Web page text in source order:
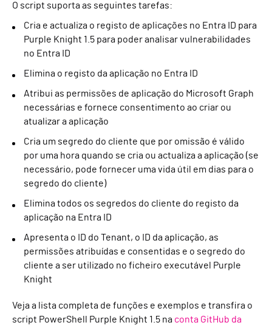
O script suporta as seguintes tarefas:
Cria e actualiza o registo de aplicações no Entra ID para
Purple Knight 1.5 para poder analisar vulnerabilidades
no Entra ID
Elimina o registo da aplicação no Entra ID
Atribui as permissões de aplicação do Microsoft Graph
necessárias e fornece consentimento ao criar ou
atualizar a aplicação
Cria um segredo do cliente que por omissão é válido
por uma hora quando se cria ou actualiza a aplicação (se
necessário, pode fornecer uma vida útil em dias para o
segredo do cliente)
Elimina todos os segredos do cliente do registo da
aplicação na Entra ID
Apresenta o ID do Tenant, o ID da aplicação, as
permissões atribuídas e consentidas e o segredo do
cliente a ser utilizado no ficheiro executável Purple
Knight
Veja a lista completa de funções e exemplos e transfira o
script PowerShell Purple Knight 1.5 na conta GitHub da